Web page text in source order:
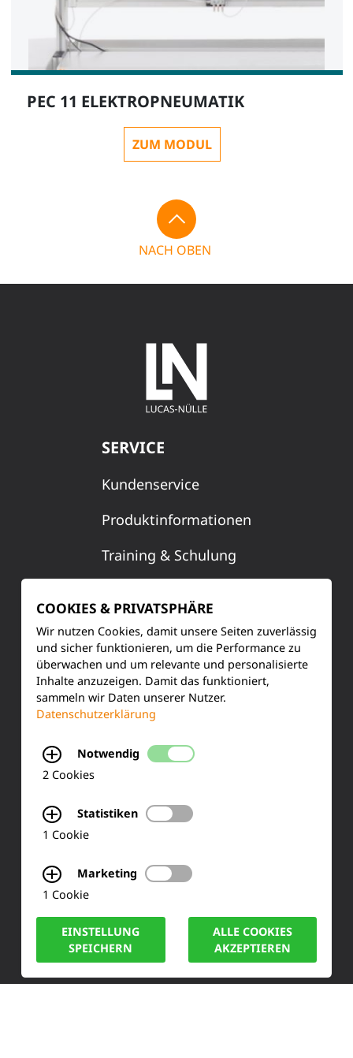
PEC 11 ELEKTROPNEUMATIK
ZUM MODUL
NACH OBEN
SERVICE
Kundenservice
Produktinformationen
Training & Schulung
FAQ
KONTAKT
Siemensstraße 2
50170 Kerpen
info@lucas-nuelle.de
COOKIES & PRIVATSPHÄRE
Wir nutzen Cookies, damit unsere Seiten zuverlässig
und sicher funktionieren, um die Performance zu
überwachen und um relevante und personalisierte
Inhalte anzuzeigen. Damit das funktioniert,
sammeln wir Daten unserer Nutzer.
Datenschutzerklärung
Notwendig
2 Cookies
Statistiken
1 Cookie
Marketing
1 Cookie
EINSTELLUNG
SPEICHERN
ALLE COOKIES
AKZEPTIEREN